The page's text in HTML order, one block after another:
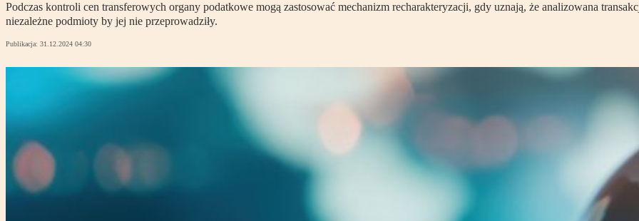
Podczas kontroli cen transferowych organy podatkowe mogą zastosować mechanizm recharakteryzacji, gdy uznają, że analizowana
niezależne podmioty by jej nie przeprowadziły.
Publikacja: 31.12.2024 04:30